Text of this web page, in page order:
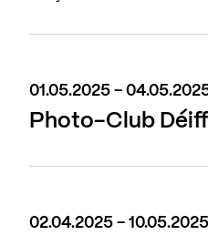
01.05.2025 -
Photo-Club
02.04.2025 -